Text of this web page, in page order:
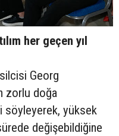
her geçen yıl
Georg
zorlu doğa
söyleyerek, yüksek
değişebildiğine